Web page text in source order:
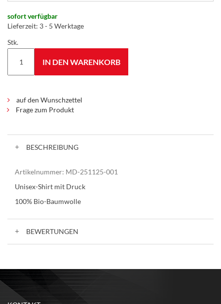
sofort verfügbar
Lieferzeit: 3 - 5 Werktage
Stk.
IN DEN WARENKORB
auf den Wunschzettel
Frage zum Produkt
BESCHREIBUNG
Artikelnummer: MD-251125-001
Unisex-Shirt mit Druck
100% Bio-Baumwolle
BEWERTUNGEN